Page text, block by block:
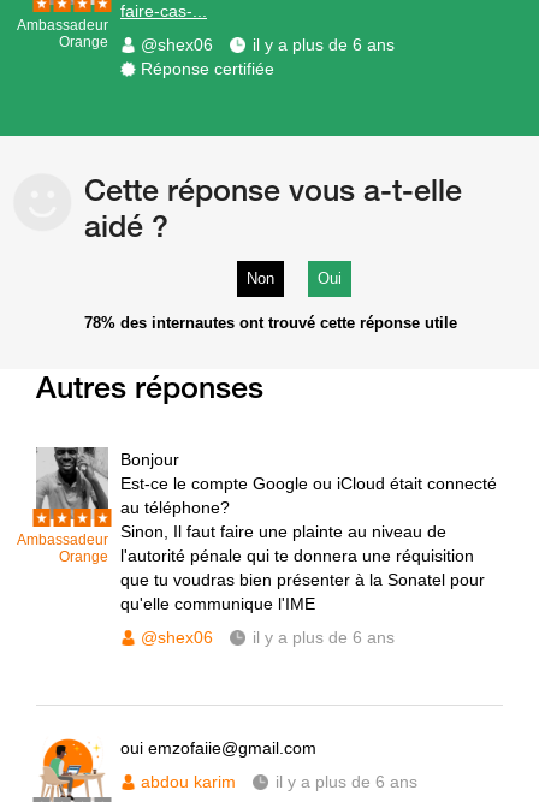
Ambassadeur
Orange
faire-cas-...
@shex06
il y a plus de 6 ans
Réponse certifiée
Cette réponse vous a-t-elle
aidé ?
Non Oui
78% des internautes ont trouvé cette réponse utile
Autres réponses
Ambassadeur
Orange
Bonjour
Est-ce le compte Google ou iCloud était connecté
au téléphone?
Sinon, Il faut faire une plainte au niveau de
l'autorité pénale qui te donnera une réquisition
que tu voudras bien présenter à la Sonatel pour
qu'elle communique l'IME
@shex06
il y a plus de 6 ans
oui emzofaiie@gmail.com
abdou karim
il y a plus de 6 ans